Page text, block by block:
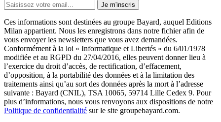
Je m'inscris
Ces informations sont destinées au groupe Bayard, auquel Editions
Milan appartient. Nous les enregistrons dans notre fichier afin de
vous envoyer les newsletters que vous avez demandées.
Conformément à la loi « Informatique et Libertés » du 6/01/1978
modifiée et au RGPD du 27/04/2016, elles peuvent donner lieu à
l’exercice du droit d’accès, de rectification, d’effacement,
d’opposition, à la portabilité des données et à la limitation des
traitements ainsi qu’au sort des données après la mort à l’adresse
suivante : Bayard (CNIL), TSA 10065, 59714 Lille Cedex 9. Pour
plus d’informations, nous vous renvoyons aux dispositions de notre
Politique de confidentialité sur le site groupebayard.com.